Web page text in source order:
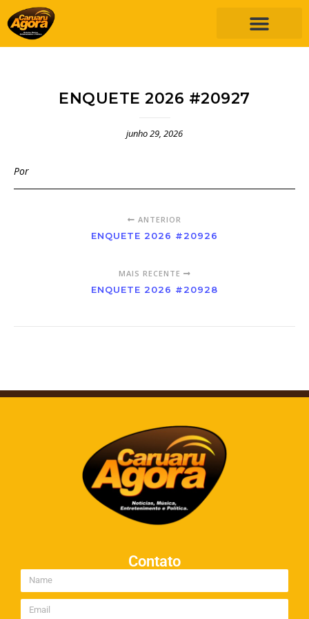
ENQUETE 2026 #20927
junho 29, 2026
Por
ANTERIOR
ENQUETE 2026 #20926
MAIS RECENTE
ENQUETE 2026 #20928
Contato